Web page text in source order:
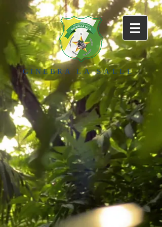
LA SALLE
GINEBRA